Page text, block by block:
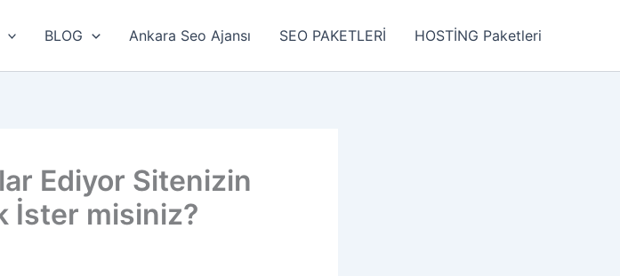
BLOG Ankara Seo Ajansı SEO PAKETLERİ HOSTİNG Paketleri
Ediyor Sitenizin
İster misiniz?